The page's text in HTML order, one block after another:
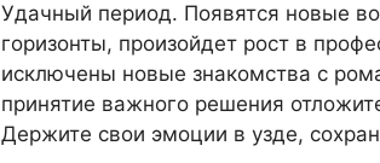
Удачный период. Появятся новые
горизонты, произойдет рост в
исключены новые знакомства с
принятие важного решения
Держите свои эмоции в узде,